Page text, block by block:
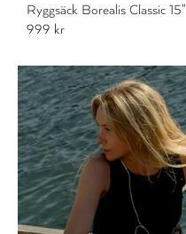
Ryggsäck Borealis Classic 15"
999 kr